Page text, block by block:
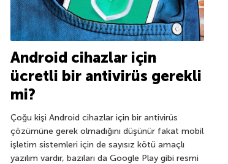
Android cihazlar için
ücretli bir antivirüs gerekli
mi?
Çoğu kişi Android cihazlar için bir antivirüs
çözümüne gerek olmadığını düşünür fakat mobil
işletim sistemleri için de sayısız kötü amaçlı
yazılım vardır, bazıları da Google Play gibi resmi